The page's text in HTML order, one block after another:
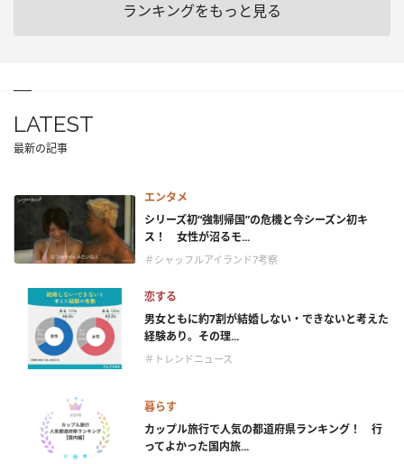
ランキングをもっと見る
LATEST
最新の記事
エンタメ
シリーズ初“強制帰国”の危機と今シーズン初キ
ス！ 女性が沼るモ...
＃シャッフルアイランド7考察
恋する
男女ともに約7割が結婚しない・できないと考えた
経験あり。その理...
＃トレンドニュース
暮らす
カップル旅行で人気の都道府県ランキング！ 行
ってよかった国内旅...